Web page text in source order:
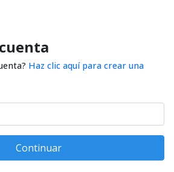
Haz clic aquí para crear una
Continuar